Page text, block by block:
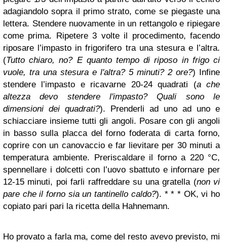
adagiandolo sopra il primo strato, come se piegaste una
lettera. Stendere nuovamente in un rettangolo e ripiegare
come prima. Ripetere 3 volte il procedimento, facendo
riposare l’impasto in frigorifero tra una stesura e l’altra.
(Tutto chiaro, no? E quanto tempo di riposo in frigo ci
vuole, tra una stesura e l'altra? 5 minuti? 2 ore?) Infine
stendere l’impasto e ricavarne 20-24 quadrati (a che
altezza devo stendere l'impasto? Quali sono le
dimensioni dei quadrati?). Prenderli ad uno ad uno e
schiacciare insieme tutti gli angoli. Posare con gli angoli
in basso sulla placca del forno foderata di carta forno,
coprire con un canovaccio e far lievitare per 30 minuti a
temperatura ambiente. Preriscaldare il forno a 220 °C,
spennellare i dolcetti con l’uovo sbattuto e infornare per
12-15 minuti, poi farli raffreddare su una gratella (non vi
pare che il forno sia un tantinello caldo?). * * * OK, vi ho
copiato pari pari la ricetta della Hahnemann.
Ho provato a farla ma, come del resto avevo previsto, mi